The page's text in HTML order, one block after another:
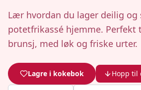
Lær hvordan du lager deilig og
potetfrikassé hjemme.
brunsj, med løk og friske urter.
Lagre i kokebok Hopp til